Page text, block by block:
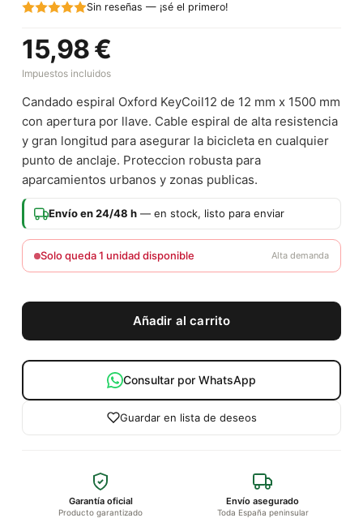
Sin reseñas — ¡sé el primero!
15,98 €
Impuestos incluidos
Candado espiral Oxford KeyCoil12 de 12 mm x 1500 mm
con apertura por llave. Cable espiral de alta resistencia
y gran longitud para asegurar la bicicleta en cualquier
punto de anclaje. Proteccion robusta para
aparcamientos urbanos y zonas publicas.
Envío en 24/48 h — en stock, listo para enviar
Solo queda 1 unidad disponible Alta demanda
Añadir al carrito
Consultar por WhatsApp
Guardar en lista de deseos
Garantía oficial
Producto garantizado
Envío asegurado
Toda España peninsular